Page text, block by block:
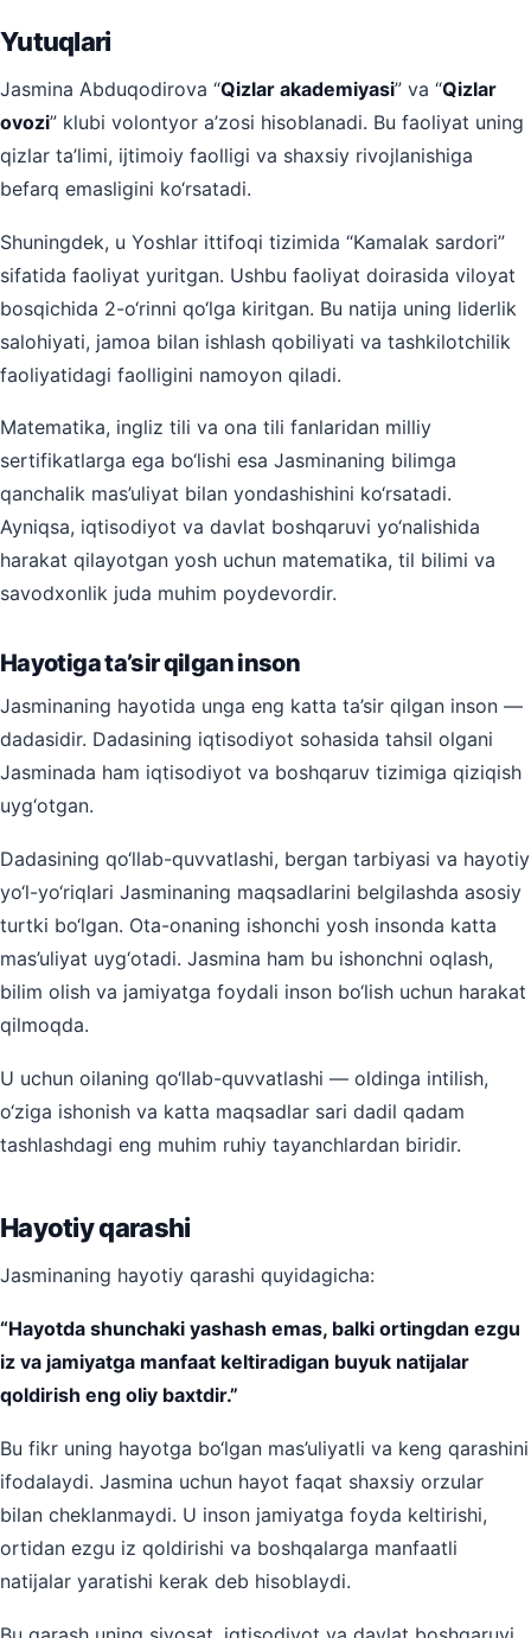
Yutuqlari
Jasmina Abduqodirova “Qizlar akademiyasi” va “Qizlar
ovozi” klubi volontyor a’zosi hisoblanadi. Bu faoliyat uning
qizlar ta’limi, ijtimoiy faolligi va shaxsiy rivojlanishiga
befarq emasligini ko‘rsatadi.
Shuningdek, u Yoshlar ittifoqi tizimida “Kamalak sardori”
sifatida faoliyat yuritgan. Ushbu faoliyat doirasida viloyat
bosqichida 2-o‘rinni qo‘lga kiritgan. Bu natija uning liderlik
salohiyati, jamoa bilan ishlash qobiliyati va tashkilotchilik
faoliyatidagi faolligini namoyon qiladi.
Matematika, ingliz tili va ona tili fanlaridan milliy
sertifikatlarga ega bo‘lishi esa Jasminaning bilimga
qanchalik mas’uliyat bilan yondashishini ko‘rsatadi.
Ayniqsa, iqtisodiyot va davlat boshqaruvi yo‘nalishida
harakat qilayotgan yosh uchun matematika, til bilimi va
savodxonlik juda muhim poydevordir.
Hayotiga ta’sir qilgan inson
Jasminaning hayotida unga eng katta ta’sir qilgan inson —
dadasidir. Dadasining iqtisodiyot sohasida tahsil olgani
Jasminada ham iqtisodiyot va boshqaruv tizimiga qiziqish
uyg‘otgan.
Dadasining qo‘llab-quvvatlashi, bergan tarbiyasi va hayotiy
yo‘l-yo‘riqlari Jasminaning maqsadlarini belgilashda asosiy
turtki bo‘lgan. Ota-onaning ishonchi yosh insonda katta
mas’uliyat uyg‘otadi. Jasmina ham bu ishonchni oqlash,
bilim olish va jamiyatga foydali inson bo‘lish uchun harakat
qilmoqda.
U uchun oilaning qo‘llab-quvvatlashi — oldinga intilish,
o‘ziga ishonish va katta maqsadlar sari dadil qadam
tashlashdagi eng muhim ruhiy tayanchlardan biridir.
Hayotiy qarashi
Jasminaning hayotiy qarashi quyidagicha:
“Hayotda shunchaki yashash emas, balki ortingdan ezgu
iz va jamiyatga manfaat keltiradigan buyuk natijalar
qoldirish eng oliy baxtdir.”
Bu fikr uning hayotga bo‘lgan mas’uliyatli va keng qarashini
ifodalaydi. Jasmina uchun hayot faqat shaxsiy orzular
bilan cheklanmaydi. U inson jamiyatga foyda keltirishi,
ortidan ezgu iz qoldirishi va boshqalarga manfaatli
natijalar yaratishi kerak deb hisoblaydi.